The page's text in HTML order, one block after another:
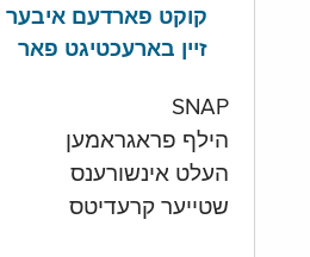
קוקט פארדעם איבער
זיין בארעכטיגט פאר
SNAP
הילף פראגראמען
העלט אינשורענס
שטייער קרעדיטס